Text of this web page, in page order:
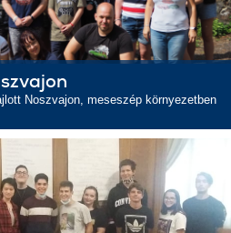
Noszvajon, meseszép környezetben